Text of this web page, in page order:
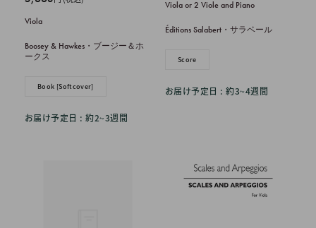
価
格
Viola
Boosey & Hawkes・ブージー＆ホ
ークス
Book [Softcover]
お届け予定日 : 約2~3週間
価
格
Viola or 2 Viole and Piano
Éditions Salabert・サラベール
Score
お届け予定日 : 約3~4週間